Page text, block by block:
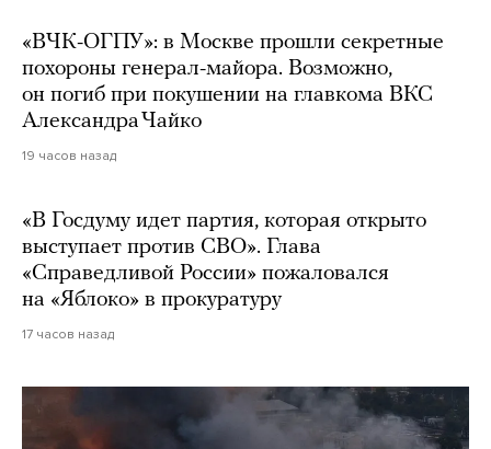
«ВЧК-ОГПУ»: в Москве прошли секретные
похороны генерал-майора. Возможно,
он погиб при покушении на главкома ВКС
Александра Чайко
19 часов назад
«В Госдуму идет партия, которая открыто
выступает против СВО». Глава
«Справедливой России» пожаловался
на «Яблоко» в прокуратуру
17 часов назад